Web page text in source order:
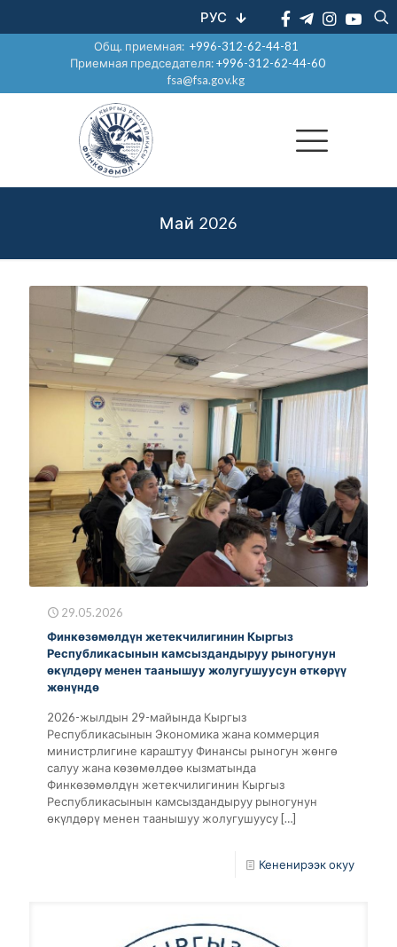
РУС
Общ. приемная:+996-312-62-44-81
Приемная председателя:+996-312-62-44-60
fsa@fsa.gov.kg
Май 2026
29.05.2026
Финкөзөмөлдүн жетекчилигинин Кыргыз
Республикасынын камсыздандыруу рыногунун
өкүлдөрү менен таанышуу жолугушуусун өткөрүү
жөнүндө
2026-жылдын 29-майында Кыргыз
Республикасынын Экономика жана коммерция
министрлигине караштуу Финансы рыногун жөнгө
салуу жана көзөмөлдөө кызматында
Финкөзөмөлдүн жетекчилигинин Кыргыз
Республикасынын камсыздандыруу рыногунун
өкүлдөрү менен таанышуу жолугушуусу […]
Кененирээк окуу